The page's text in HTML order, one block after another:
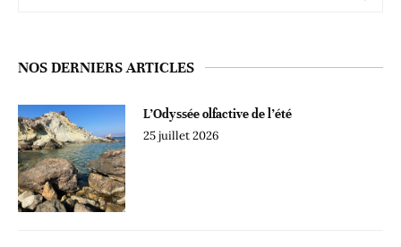
NOS DERNIERS ARTICLES
L’Odyssée olfactive de l’été
25 juillet 2026